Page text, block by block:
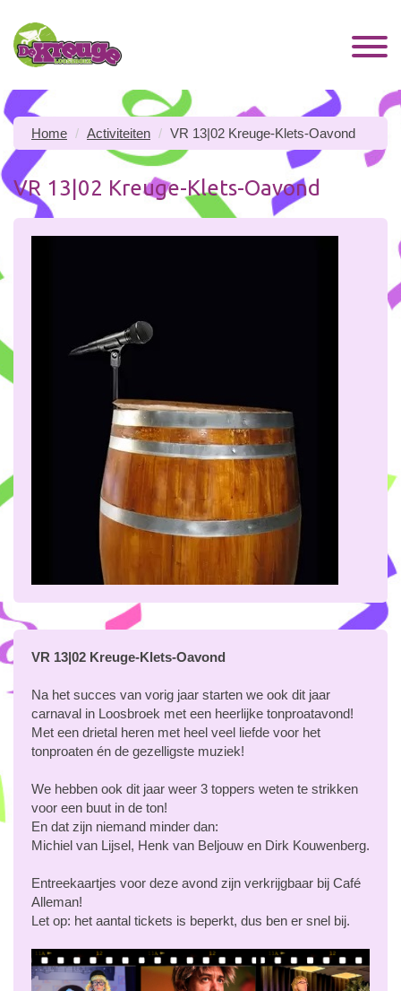
Home Activiteiten VR 13|02 Kreuge-Klets-Oavond
VR 13|02 Kreuge-Klets-Oavond
VR 13|02 Kreuge-Klets-Oavond
Na het succes van vorig jaar starten we ook dit jaar
carnaval in Loosbroek met een heerlijke tonproatavond!
Met een drietal heren met heel veel liefde voor het
tonproaten én de gezelligste muziek!
We hebben ook dit jaar weer 3 toppers weten te strikken
voor een buut in de ton!
En dat zijn niemand minder dan:
Michiel van Lijsel, Henk van Beljouw en Dirk Kouwenberg.
Entreekaartjes voor deze avond zijn verkrijgbaar bij Café
Alleman!
Let op: het aantal tickets is beperkt, dus ben er snel bij.